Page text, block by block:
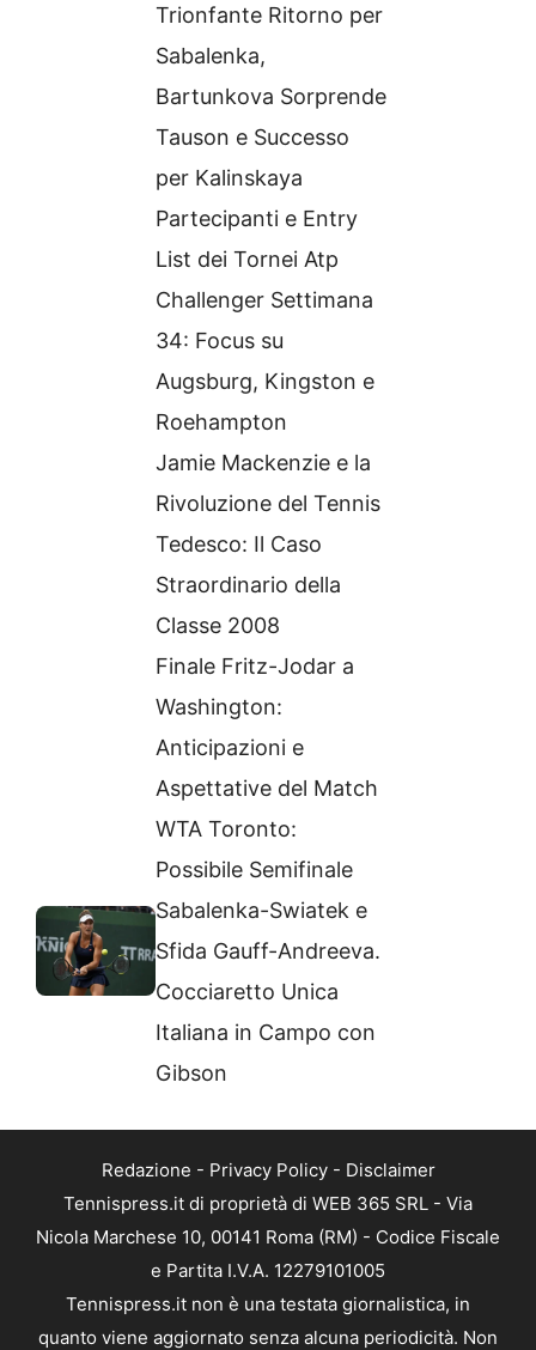
Trionfante Ritorno per
Sabalenka,
Bartunkova Sorprende
Tauson e Successo
per Kalinskaya
Partecipanti e Entry
List dei Tornei Atp
Challenger Settimana
34: Focus su
Augsburg, Kingston e
Roehampton
Jamie Mackenzie e la
Rivoluzione del Tennis
Tedesco: Il Caso
Straordinario della
Classe 2008
Finale Fritz-Jodar a
Washington:
Anticipazioni e
Aspettative del Match
WTA Toronto:
Possibile Semifinale
Sabalenka-Swiatek e
Sfida Gauff-Andreeva.
Cocciaretto Unica
Italiana in Campo con
Gibson
Redazione - Privacy Policy- Disclaimer
Tennispress.it di proprietà di WEB 365 SRL - Via
Nicola Marchese 10, 00141 Roma (RM) - Codice Fiscale
e Partita I.V.A. 12279101005
Tennispress.it non è una testata giornalistica, in
quanto viene aggiornato senza alcuna periodicità. Non